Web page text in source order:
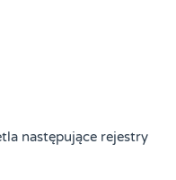
następujące rejestry